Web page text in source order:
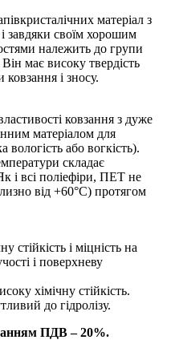
матеріал з
завдяки своїм хорошим
належить до групи
має високу твердість
ковзання і зносу.
ковзання з дуже
матеріалом для
або вогкість).
складає
і всі поліефіри, ПЕТ не
від +60°C) протягом
стійкість і міцність на
і поверхневу
хімічну стійкість.
до гідролізу.
ПДВ – 20%.